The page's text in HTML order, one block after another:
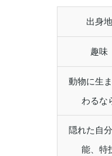
出身地
趣味
動物に生
わるな
隠れた自
能、特